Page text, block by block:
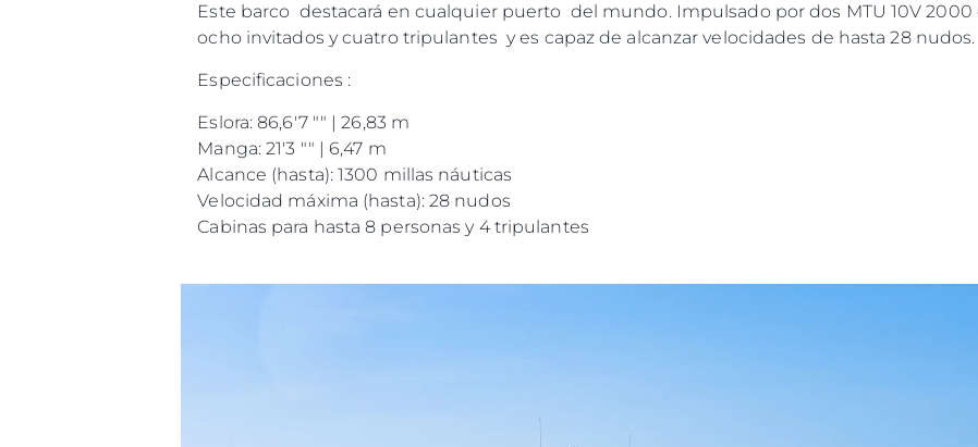
Este barco destacará en cualquier puerto del mundo. Impulsado por dos MTU 10V 2000
ocho invitados y cuatro tripulantes y es capaz de alcanzar velocidades de hasta 28 nudos.
Especificaciones :
Eslora: 86,6'7 "" | 26,83 m
Manga: 21'3 "" | 6,47 m
Alcance (hasta): 1300 millas náuticas
Velocidad máxima (hasta): 28 nudos
Cabinas para hasta 8 personas y 4 tripulantes
Información Legal